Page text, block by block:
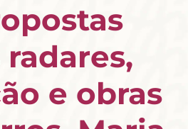
radares,
e obras